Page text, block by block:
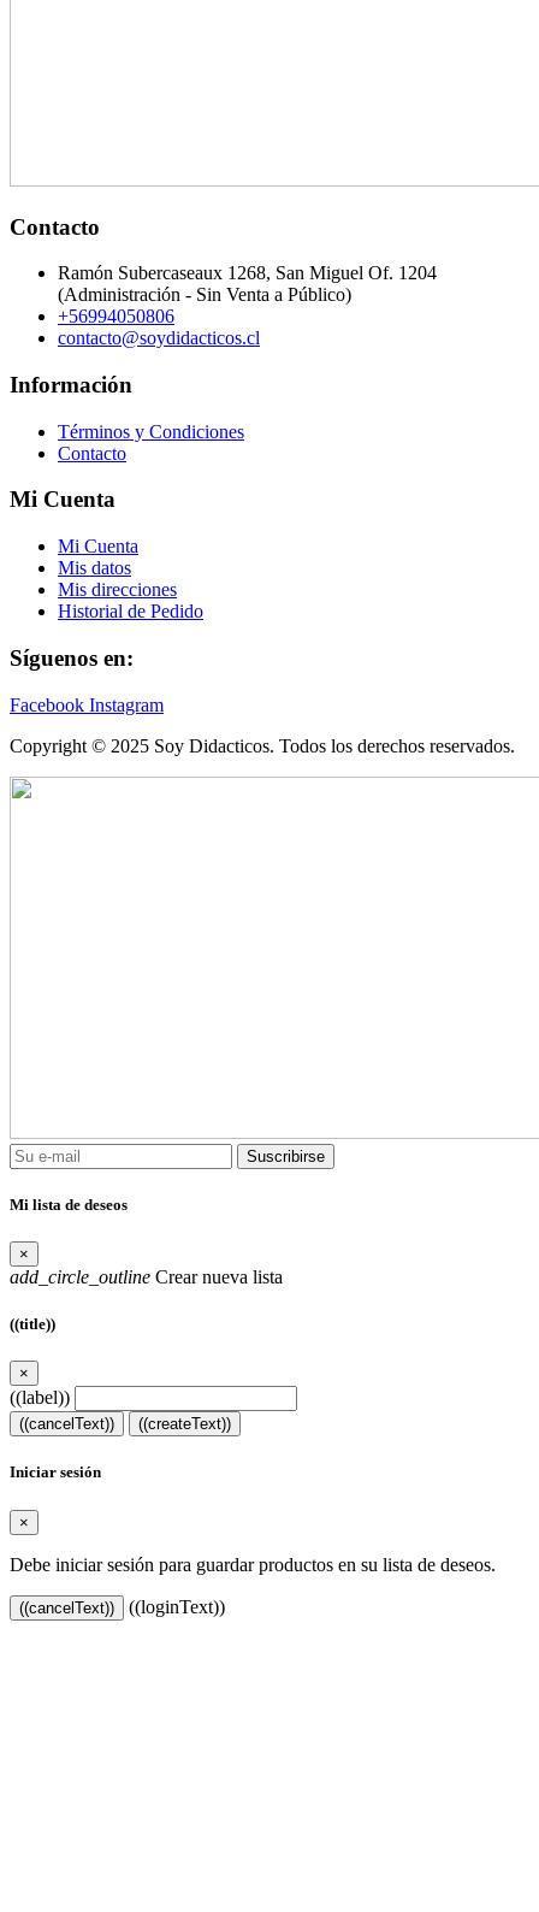
Contacto
Ramón Subercaseaux 1268, San Miguel Of. 1204
(Administración - Sin Venta a Público)
+56994050806
contacto@soydidacticos.cl
Información
Términos y Condiciones
Contacto
Mi Cuenta
Mi Cuenta
Mis datos
Mis direcciones
Historial de Pedido
Síguenos en:
Facebook Instagram
Copyright © 2025 Soy Didacticos. Todos los derechos reservados.
Suscribirse
Mi lista de deseos
×
add_circle_outline Crear nueva lista
((title))
×
((label))
((cancelText)) ((createText))
Iniciar sesión
×
Debe iniciar sesión para guardar productos en su lista de deseos.
((cancelText)) ((loginText))